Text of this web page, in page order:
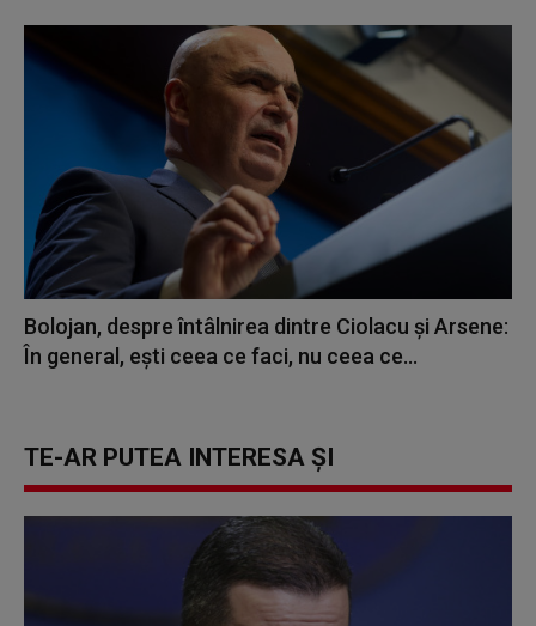
Bolojan, despre întâlnirea dintre Ciolacu şi Arsene:
În general, eşti ceea ce faci, nu ceea ce...
TE-AR PUTEA INTERESA ȘI